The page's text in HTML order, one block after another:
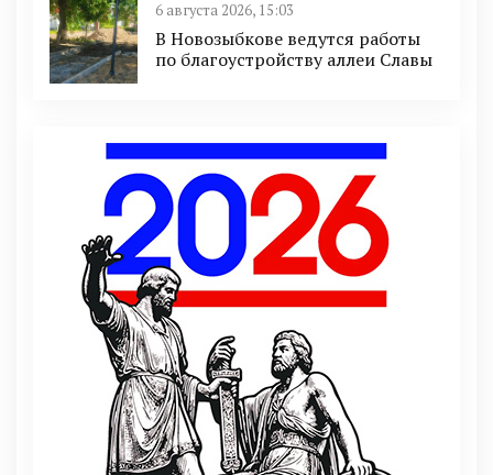
6 августа 2026, 15:03
В Новозыбкове ведутся работы
по благоустройству аллеи Славы